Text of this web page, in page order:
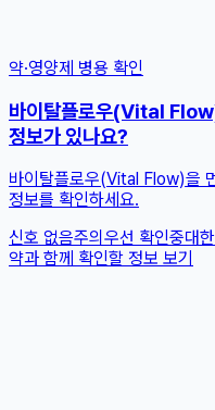
약·영양제 병용 확인
바이탈플로우(Vital
정보가 있나요?
바이탈플로우(Vital Flow)을
정보를 확인하세요.
신호 없음주의 우선 확인중대
약과 함께 확인할 정보 보기